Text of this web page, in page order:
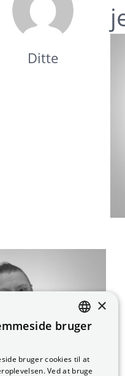
Ditte
DANISH
ENGLISH
×
bruger
bruger cookies til at
Ved at bruge